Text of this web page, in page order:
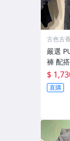
古色古香
嚴選
褲 配
-34 灰
修身設計
$
直購